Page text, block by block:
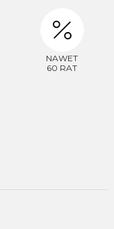
NAWET
60 RAT